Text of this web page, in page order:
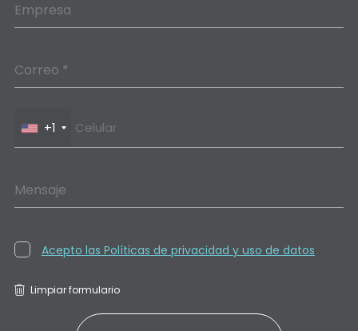
Empresa
Correo *
+1
Mensaje
Acepto las Políticas de privacidad y uso de datos
Limpiar formulario